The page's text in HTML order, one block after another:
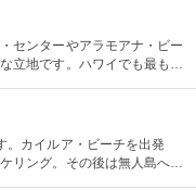
知られ、ロケ地巡りのバスも
センターやアラモアナ・ビー
立地です。ハワイでも最も美
ている人も見られます。
。カイルア・ビーチを出発
リング。その後は無人島へゴ